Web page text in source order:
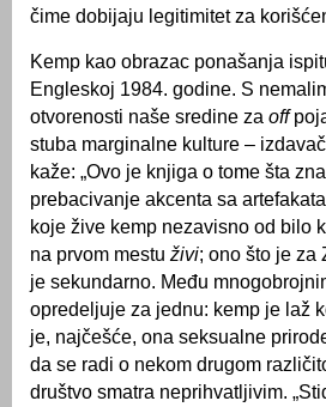
čime dobijaju legitimitet za
Kemp kao obrazac ponašanja
Engleskoj 1984. godine. S
otvorenosti naše sredine za off
stuba marginalne kulture –
kaže: „Ovo je knjiga o tome šta
prebacivanje akcenta sa
koje žive kemp nezavisno od bilo
na prvom mestu živi; ono što je za
je sekundarno. Među
opredeljuje za jednu: kemp je laž
je, najčešće, ona seksualne
da se radi o nekom drugom
društvo smatra neprihvatljivim.